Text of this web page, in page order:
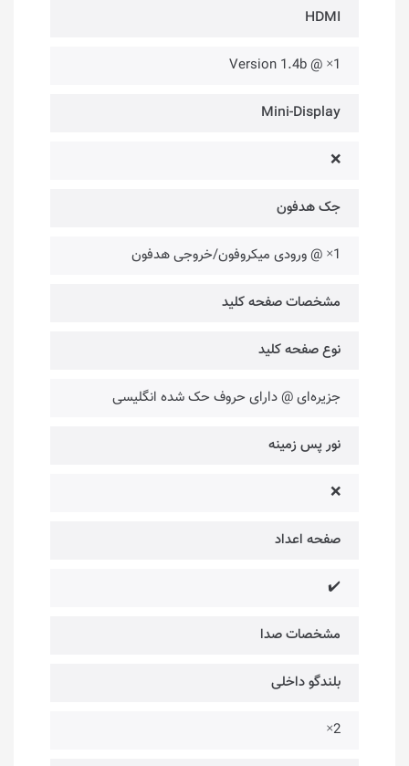
HDMI
1× @ Version 1.4b
Mini-Display
❌
جک هدفون
1× @ ورودی میکروفون/خروجی هدفون
مشخصات صفحه کلید
نوع صفحه کلید
جزیره‌ای @ دارای حروف حک شده انگلیسی
نور پس زمینه
❌
صفحه اعداد
✔️
مشخصات صدا
بلندگو داخلی
2×